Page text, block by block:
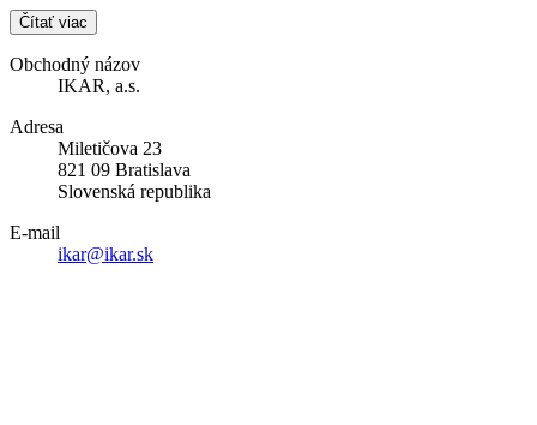
Čítať viac
Obchodný názov
IKAR, a.s.
Adresa
Miletičova 23
821 09 Bratislava
Slovenská republika
E-mail
ikar@ikar.sk